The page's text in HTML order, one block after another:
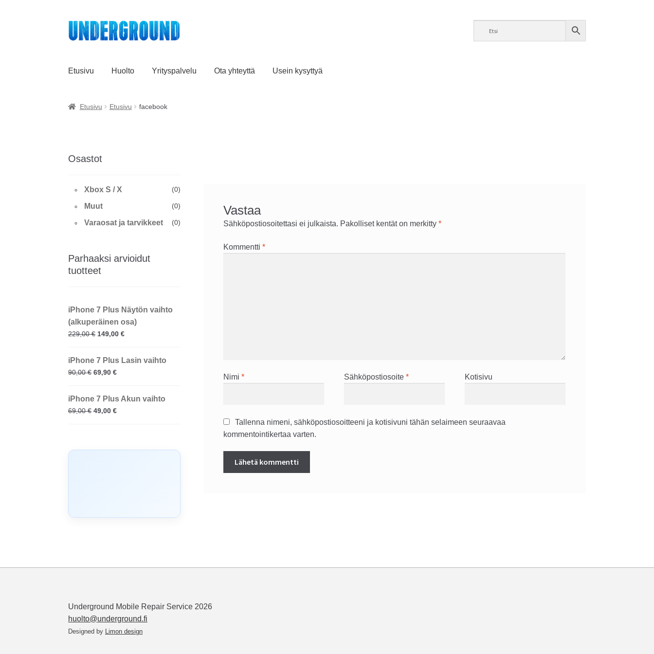
Siirry
navigointiin
Siirry
sisältöön
Etusivu Huolto Yrityspalvelu Ota yhteyttä Usein kysyttyä
Etusivu Etusivu facebook
Vastaa
Sähköpostiosoitettasi ei julkaista. Pakolliset kentät on merkitty*
Kommentti*
Nimi* Sähköpostiosoite* Kotisivu
Tallenna nimeni, sähköpostiosoitteeni ja kotisivuni tähän selaimeen seuraavaa
kommentointikertaa varten.
Osastot
Xbox S / X (0)
Muut (0)
Varaosat ja tarvikkeet (0)
Parhaaksi arvioidut
tuotteet
iPhone 7 Plus Näytön vaihto
(alkuperäinen osa)
229,00€ 149,00€
iPhone 7 Plus Lasin vaihto
90,00€ 69,90€
iPhone 7 Plus Akun vaihto
69,00€ 49,00€
Underground Mobile Repair Service 2026
huolto@underground.fi
Designed by Limon design